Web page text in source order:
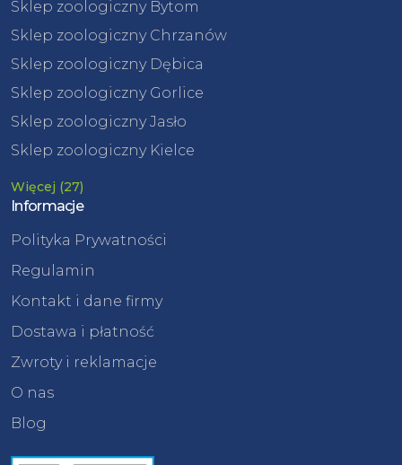
Sklep zoologiczny Bytom
Sklep zoologiczny Chrzanów
Sklep zoologiczny Dębica
Sklep zoologiczny Gorlice
Sklep zoologiczny Jasło
Sklep zoologiczny Kielce
Więcej (27)
Informacje
Polityka Prywatności
Regulamin
Kontakt i dane firmy
Dostawa i płatność
Zwroty i reklamacje
O nas
Blog